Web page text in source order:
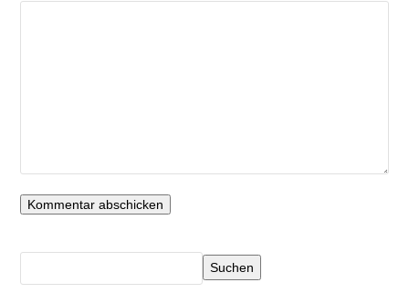
Suchen